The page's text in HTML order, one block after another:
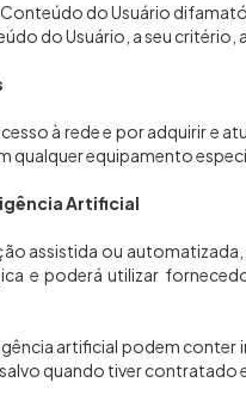
do Usuário
do Usuário, a seu critério,
à rede e por adquirir e
qualquer equipamento
Artificial
assistida ou
e poderá utilizar
artificial podem conter
quando tiver